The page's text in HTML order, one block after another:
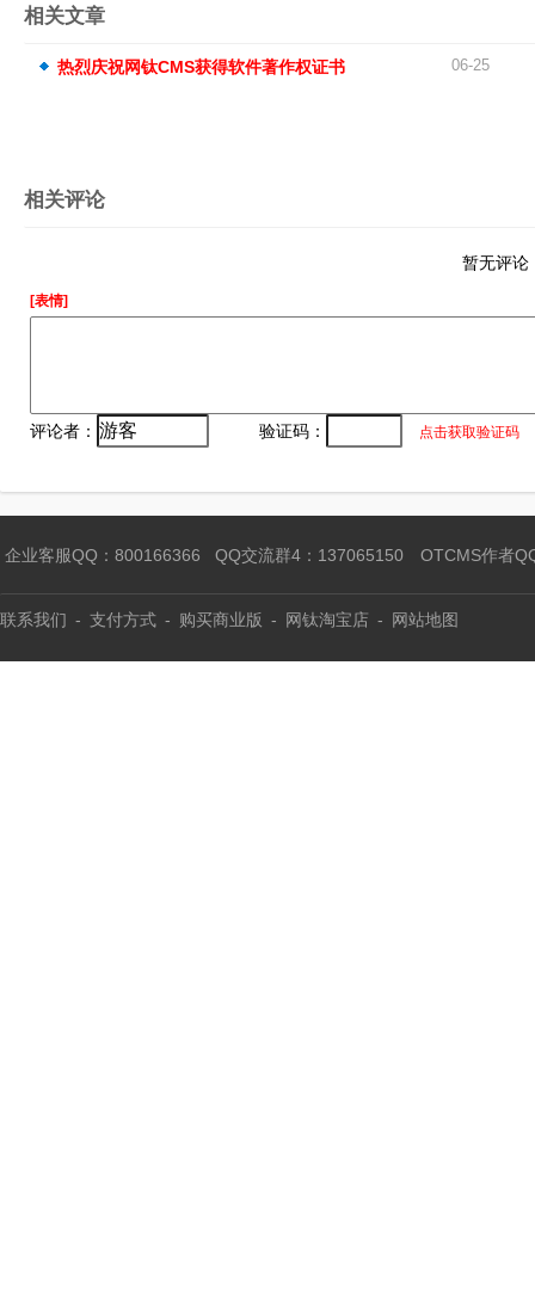
相关文章
06-25
热烈庆祝网钛CMS获得软件著作权证书
相关评论
暂无评论
[表情]
评论者： 验证码： 点击获取验证码
企业客服QQ：800166366 QQ交流群4：137065150 OTCMS作者
联系我们 - 支付方式 - 购买商业版 - 网钛淘宝店 - 网站地图